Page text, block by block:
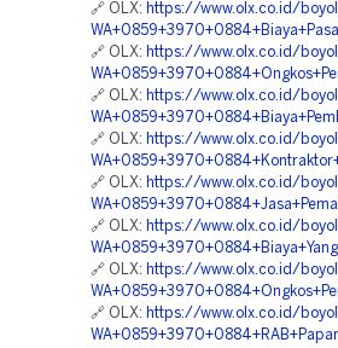
🔗 OLX: https://www.olx.co.id/
🔗 OLX: https://www.olx.co.id/
🔗 OLX: https://www.olx.co.id/
🔗 OLX: https://www.olx.co.id/
🔗 OLX: https://www.olx.co.id/
🔗 OLX: https://www.olx.co.id/
🔗 OLX: https://www.olx.co.id/
🔗 OLX: https://www.olx.co.id/